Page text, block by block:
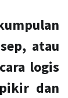
atau
logis
dan